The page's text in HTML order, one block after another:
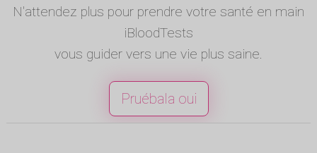
N'attendez plus pour prendre votre santé en main
iBloodTests
vous guider vers une vie plus saine.
Pruébala oui